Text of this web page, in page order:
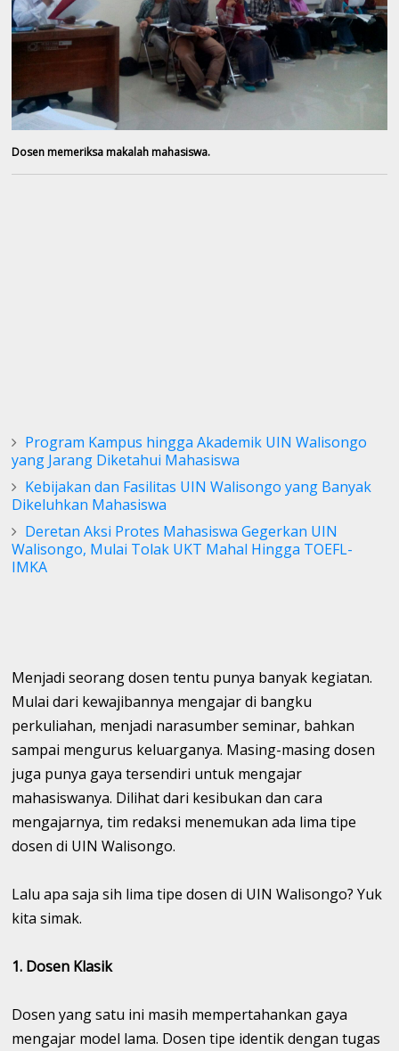
Dosen memeriksa makalah mahasiswa.
Program Kampus hingga Akademik UIN Walisongo
yang Jarang Diketahui Mahasiswa
Kebijakan dan Fasilitas UIN Walisongo yang Banyak
Dikeluhkan Mahasiswa
Deretan Aksi Protes Mahasiswa Gegerkan UIN
Walisongo, Mulai Tolak UKT Mahal Hingga TOEFL-
IMKA
Menjadi seorang dosen tentu punya banyak kegiatan.
Mulai dari kewajibannya mengajar di bangku
perkuliahan, menjadi narasumber seminar, bahkan
sampai mengurus keluarganya. Masing-masing dosen
juga punya gaya tersendiri untuk mengajar
mahasiswanya. Dilihat dari kesibukan dan cara
mengajarnya, tim redaksi menemukan ada lima tipe
dosen di UIN Walisongo.
Lalu apa saja sih lima tipe dosen di UIN Walisongo? Yuk
kita simak.
1. Dosen Klasik
Dosen yang satu ini masih mempertahankan gaya
mengajar model lama. Dosen tipe identik dengan tugas